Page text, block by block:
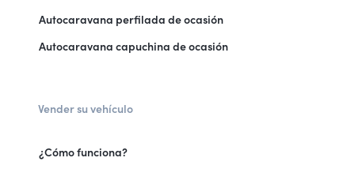
Autocaravana perfilada de ocasión
Autocaravana capuchina de ocasión
Vender su vehículo
¿Cómo funciona?